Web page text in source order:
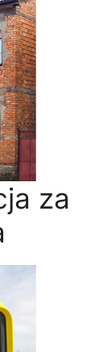
za